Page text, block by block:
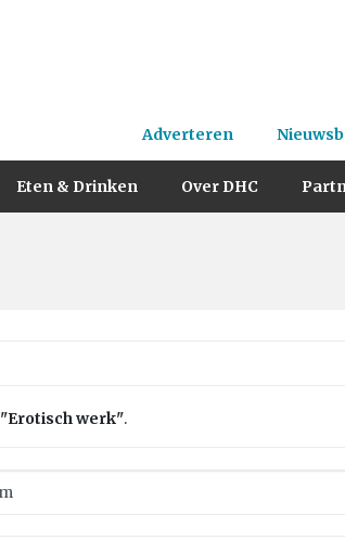
Adverteren
Eten & Drinken Over DHC
"Erotisch werk".